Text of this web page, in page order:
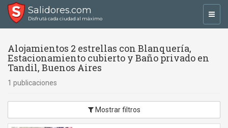
Salidores.com
Disfrutá cada ciudad al máximo
Alojamientos 2 estrellas con Blanquería,
Estacionamiento cubierto y Baño privado en
Tandil, Buenos Aires
1 publicaciones
Mostrar filtros